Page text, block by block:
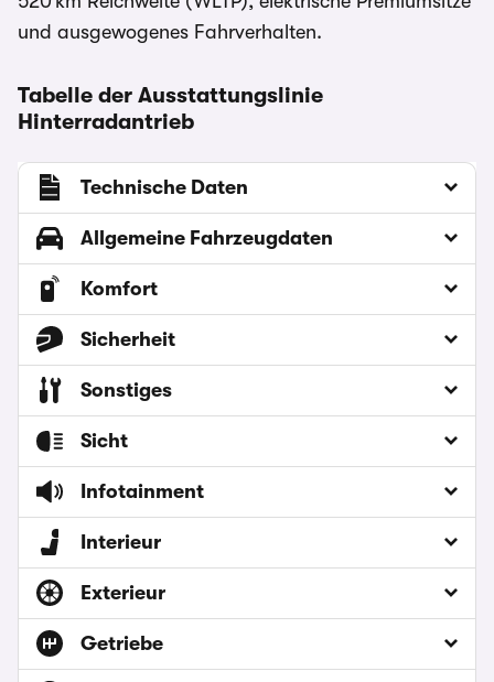
und ausgewogenes Fahrverhalten.
Tabelle der Ausstattungslinie
Hinterradantrieb
Technische Daten
Allgemeine Fahrzeugdaten
Komfort
Sicherheit
Sonstiges
Sicht
Infotainment
Interieur
Exterieur
Getriebe